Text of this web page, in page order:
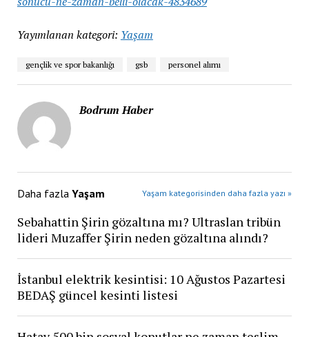
Yayımlanan kategori: Yaşam
gençlik ve spor bakanlığı gsb personel alımı
Bodrum Haber
Daha fazla Yaşam Yaşam kategorisinden daha fazla yazı »
Sebahattin Şirin gözaltına mı? Ultraslan tribün
lideri Muzaffer Şirin neden gözaltına alındı?
İstanbul elektrik kesintisi: 10 Ağustos Pazartesi
BEDAŞ güncel kesinti listesi